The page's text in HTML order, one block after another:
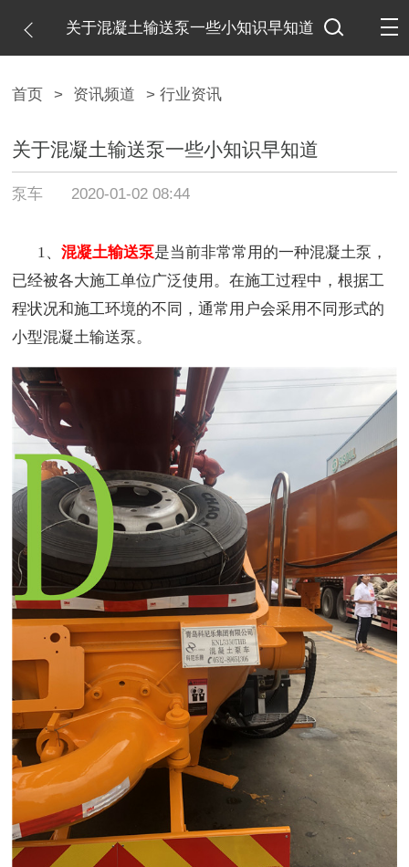
关于混凝土输送泵一些小知识早知道
首页 > 资讯频道 > 行业资讯
关于混凝土输送泵一些小知识早知道
泵车 2020-01-02 08:44
1、混凝土输送泵是当前非常常用的一种混凝土泵，
已经被各大施工单位广泛使用。在施工过程中，根据工
程状况和施工环境的不同，通常用户会采用不同形式的
小型混凝土输送泵。